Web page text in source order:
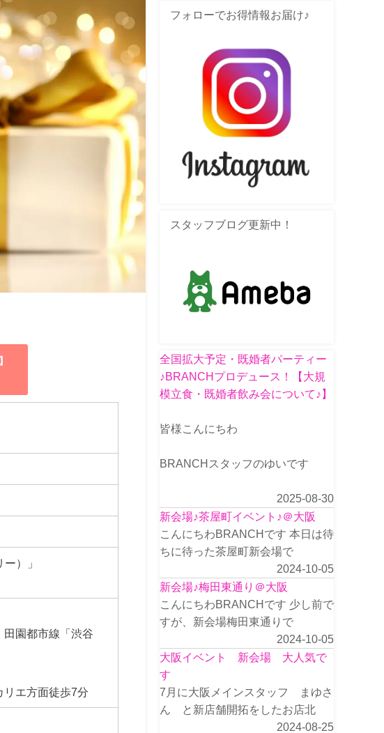
）」
園都市線「渋谷
リエ方面徒歩7分
フォローでお得情報お届け♪
スタッフブログ更新中！
全国拡大予定・既婚者パーティー
♪BRANCHプロデュース！【大規
模立食・既婚者飲み会について♪】
皆様こんにちわ
BRANCHスタッフのゆいです
2025-08-30
新会場♪茶屋町イベント♪＠大阪
こんにちわBRANCHです 本日は待
ちに待った茶屋町新会場で
2024-10-05
新会場♪梅田東通り＠大阪
こんにちわBRANCHです 少し前で
すが、新会場梅田東通りで
2024-10-05
大阪イベント 新会場 大人気で
す
7月に大阪メインスタッフ まゆさ
ん と新店舗開拓をしたお店北
2024-08-25